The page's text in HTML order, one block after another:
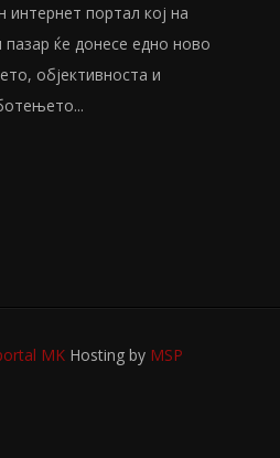
портал кој на
ќе донесе едно ново
објективноста и
MK Hosting by MSP